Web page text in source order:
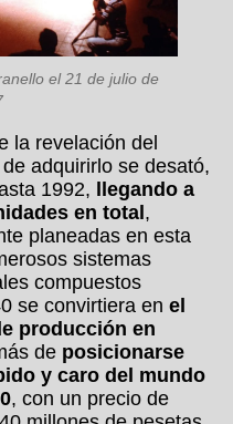
el 21 de julio de
la revelación del
adquirirlo se desató,
1992,
llegando a
en total ,
planeadas en esta
sistemas
compuestos
se convirtiera en el
producción en
de posicionarse
y caro del mundo
, con un precio de